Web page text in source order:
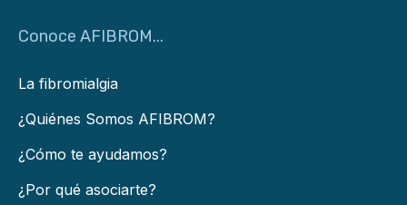
Conoce AFIBROM...
La fibromialgia
¿Quiénes Somos AFIBROM?
¿Cómo te ayudamos?
¿Por qué asociarte?